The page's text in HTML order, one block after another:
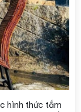
hình thức tắm